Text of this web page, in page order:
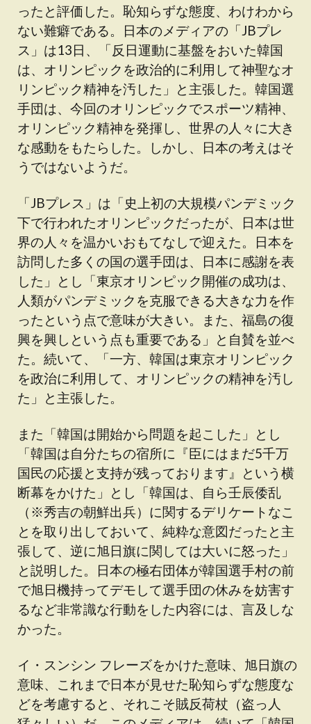
ったと評価した。恥知らずな態度、わけわから
ない難癖である。日本のメディアの「JBプレ
ス」は13日、「反日運動に基盤をおいた韓国
は、オリンピックを政治的に利用して神聖なオ
リンピック精神を汚した」と主張した。韓国選
手団は、今回のオリンピックでスポーツ精神、
オリンピック精神を発揮し、世界の人々に大き
な感動をもたらした。しかし、日本の考えはそ
うではないようだ。
「JBプレス」は「史上初の大規模パンデミック
下で行われたオリンピックだったが、日本は世
界の人々を温かいおもてなしで迎えた。日本を
訪問した多くの国の選手団は、日本に感謝を表
した」とし「東京オリンピック開催の成功は、
人類がパンデミックを克服できる大きな力を作
ったという点で意味が大きい。また、福島の復
興を興しという点も重要である」と自賛を並べ
た。続いて、「一方、韓国は東京オリンピック
を政治に利用して、オリンピックの精神を汚し
た」と主張した。
また「韓国は開始から問題を起こした」とし
「韓国は自分たちの宿所に『臣にはまだ5千万
国民の応援と支持が残っております』という横
断幕をかけた」とし「韓国は、自ら壬辰倭乱
（※秀吉の朝鮮出兵）に関するデリケートなこ
とを取り出しておいて、純粋な意図だったと主
張して、逆に旭日旗に関しては大いに怒った」
と説明した。日本の極右団体が韓国選手村の前
で旭日機持ってデモして選手団の休みを妨害す
るなど非常識な行動をした内容には、言及しな
かった。
イ・スンシン フレーズをかけた意味、旭日旗の
意味、これまで日本が見せた恥知らずな態度な
どを考慮すると、それこそ賊反荷杖（盗っ人